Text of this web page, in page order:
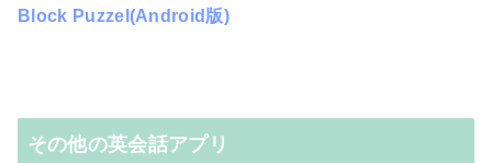
Block Puzzel(Android版)
その他の英会話アプリ